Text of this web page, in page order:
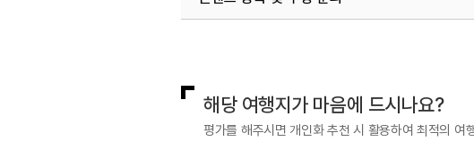
해당 여행지가 마음에 드시나요?
평가를 해주시면 개인화 추천 시 활용하여 최적의 여